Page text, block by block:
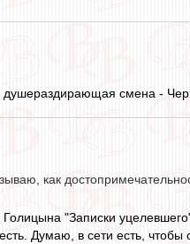
смена -
как
"Записки
Думаю, в сети есть, чтобы